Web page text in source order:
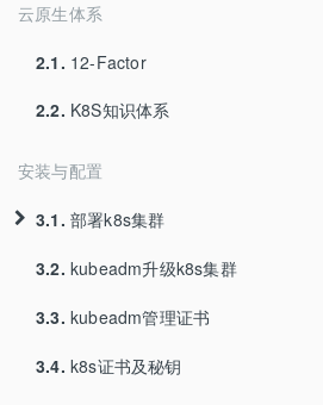
云原生体系
2.1. 12-Factor
2.2. K8S知识体系
安装与配置
3.1. 部署k8s集群
3.1.1.使用kubeadm安装生产环境kubernetes
3.1.2.使用kubespray安装kubernetes
3.1.3.使用minikube安装kubernetes
3.2. kubeadm升级k8s集群
3.3. kubeadm管理证书
3.4. k8s证书及秘钥